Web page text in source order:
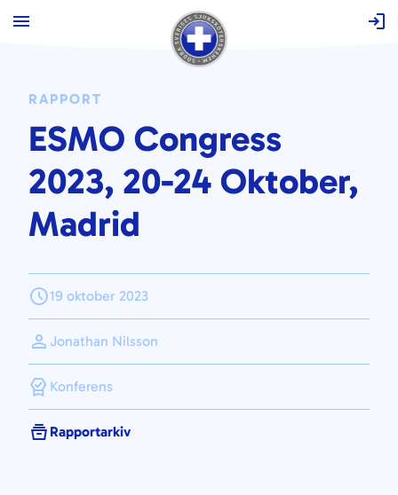
innehållRAPPORT
ESMO Congress
2023, 20-24 Oktober,
Madrid
19 oktober 2023
Jonathan Nilsson
Konferens
Rapportarkiv